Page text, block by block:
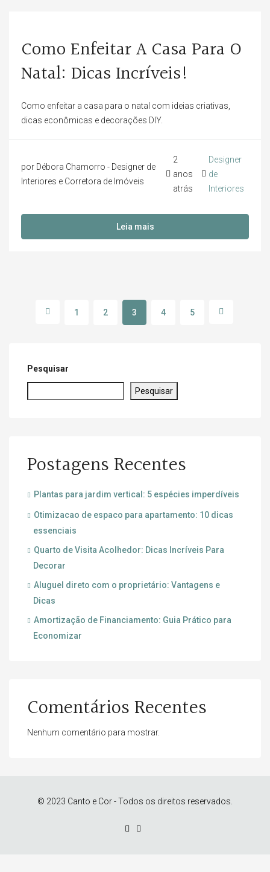
Como Enfeitar A Casa Para O
Natal: Dicas Incríveis!
Como enfeitar a casa para o natal com ideias criativas,
dicas econômicas e decorações DIY.
por Débora Chamorro - Designer de
Interiores e Corretora de Imóveis
2
anos
atrás
Designer
de
Interiores
Leia mais
1 2 3 4 5
Pesquisar
Pesquisar
Postagens Recentes
Plantas para jardim vertical: 5 espécies imperdíveis
Otimizacao de espaco para apartamento: 10 dicas
essenciais
Quarto de Visita Acolhedor: Dicas Incríveis Para
Decorar
Aluguel direto com o proprietário: Vantagens e
Dicas
Amortização de Financiamento: Guia Prático para
Economizar
Comentários Recentes
Nenhum comentário para mostrar.
© 2023 Canto e Cor - Todos os direitos reservados.